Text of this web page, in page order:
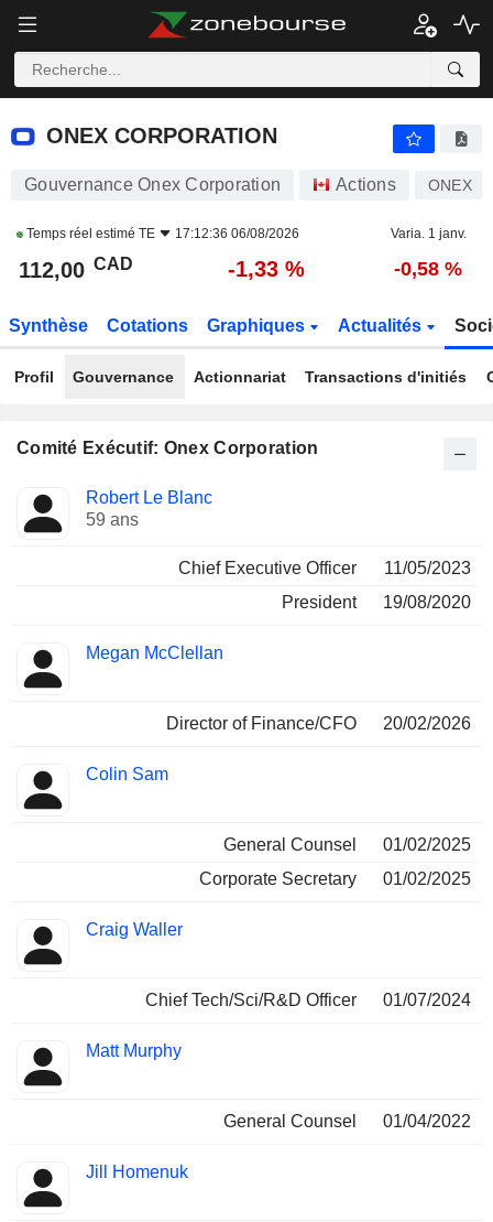
ONEX CORPORATION
ONEX CORPORATION
Gouvernance Onex Corporation Actions ONEX
Temps réel estimé TE 17:12:36 06/08/2026 Varia. 1 janv.
112,00 CAD -1,33 % -0,58 %
Synthèse Cotations Graphiques Actualités
Profil Gouvernance Actionnariat Transactions d'initiés
Comité Exécutif: Onex Corporation
Dirigeant
Fonctions
occupées
Robert Le Blanc
59 ans
Chief Executive Officer
11/05/2023
President
19/08/2020
Megan McClellan
Director of Finance/CFO 20/02/2026
Colin Sam
General Counsel
01/02/2025
Corporate Secretary
01/02/2025
Craig Waller
Chief Tech/Sci/R&D Officer 01/07/2024
Matt Murphy
General Counsel 01/04/2022
Jill Homenuk